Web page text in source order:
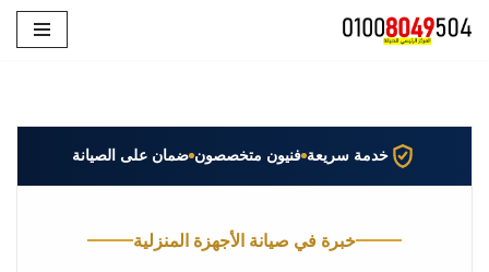
خدمة سريعة فنيون متخصصون ضمان على الصيانة
خبرة في صيانة الأجهزة المنزلية